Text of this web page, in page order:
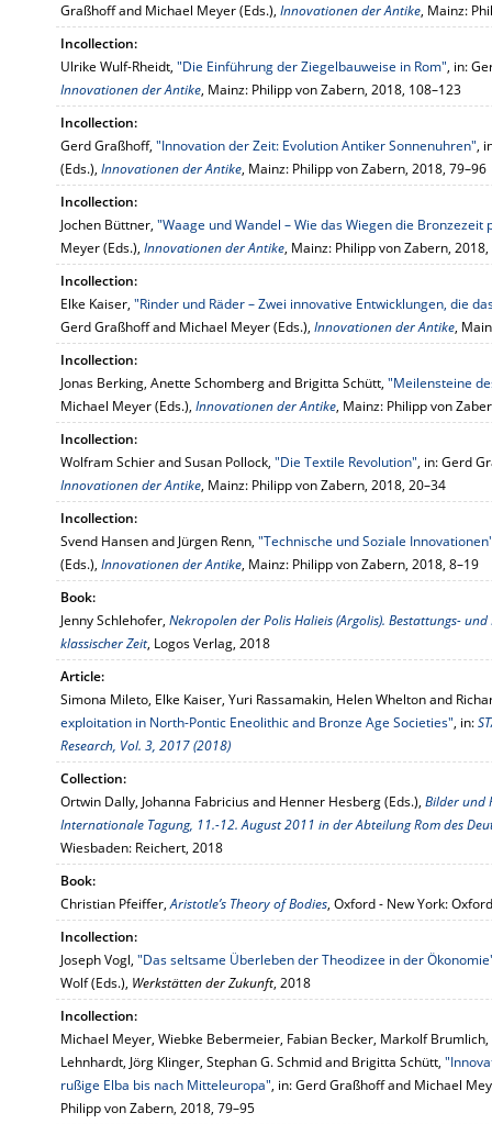
Graßhoff and Michael Meyer (Eds.), Innovationen der Antike, Mainz:
Incollection:
Ulrike Wulf-Rheidt, "Die Einführung der Ziegelbauweise in Rom", in:
Innovationen der Antike, Mainz: Philipp von Zabern, 2018, 108–123
Incollection:
Gerd Graßhoff, "Innovation der Zeit: Evolution Antiker Sonnenuhren",
(Eds.), Innovationen der Antike, Mainz: Philipp von Zabern, 2018, 79–96
Incollection:
Jochen Büttner, "Waage und Wandel – Wie das Wiegen die Bronzezeit
Meyer (Eds.), Innovationen der Antike, Mainz: Philipp von Zabern, 2018,
Incollection:
Elke Kaiser, "Rinder und Räder – Zwei innovative Entwicklungen, die
Gerd Graßhoff and Michael Meyer (Eds.), Innovationen der Antike,
Incollection:
Jonas Berking, Anette Schomberg and Brigitta Schütt, "Meilensteine
Michael Meyer (Eds.), Innovationen der Antike, Mainz: Philipp von
Incollection:
Wolfram Schier and Susan Pollock, "Die Textile Revolution", in: Gerd
Innovationen der Antike, Mainz: Philipp von Zabern, 2018, 20–34
Incollection:
Svend Hansen and Jürgen Renn, "Technische und Soziale
(Eds.), Innovationen der Antike, Mainz: Philipp von Zabern, 2018, 8–19
Book:
Jenny Schlehofer, Nekropolen der Polis Halieis (Argolis). Bestattungs-
klassischer Zeit, Logos Verlag, 2018
Article:
Simona Mileto, Elke Kaiser, Yuri Rassamakin, Helen Whelton and
exploitation in North-Pontic Eneolithic and Bronze Age Societies", in:
Research, Vol. 3, 2017 (2018)
Collection:
Ortwin Dally, Johanna Fabricius and Henner Hesberg (Eds.), Bilder und
Internationale Tagung, 11.-12. August 2011 in der Abteilung Rom des
Wiesbaden: Reichert, 2018
Book:
Christian Pfeiffer,Aristotle’s Theory of Bodies, Oxford - New York:
Incollection:
Joseph Vogl, "Das seltsame Überleben der Theodizee in der
Wolf (Eds.), Werkstätten der Zukunft, 2018
Incollection:
Michael Meyer, Wiebke Bebermeier, Fabian Becker, Markolf
Lehnhardt, Jörg Klinger, Stephan G. Schmid and Brigitta Schütt,
rußige Elba bis nach Mitteleuropa", in: Gerd Graßhoff and Michael
Philipp von Zabern, 2018, 79–95